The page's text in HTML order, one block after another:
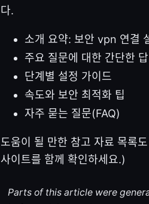
다.
소개 요약: 보안 vpn 연결
주요 질문에 대한 간단한
단계별 설정 가이드
속도와 보안 최적화 팁
자주 묻는 질문(FAQ)
도움이 될 만한 참고 자료 목록
사이트를 함께 확인하세요.)
Parts of this article were